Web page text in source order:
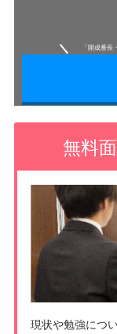
「開成番長
無料
現状や勉強につ